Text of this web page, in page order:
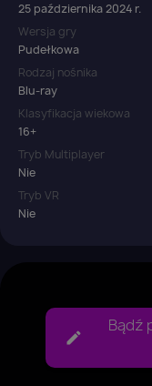
25 października 2024 r.
Wersja gry
Pudełkowa
Rodzaj nośnika
Blu-ray
Klasyfikacja wiekowa
16+
Tryb Multiplayer
Nie
Tryb VR
Nie
Bądź